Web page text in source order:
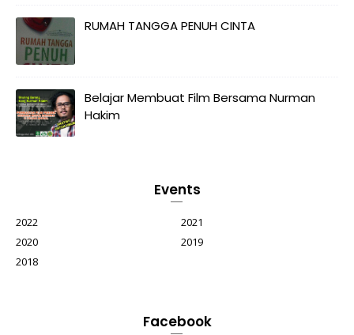
RUMAH TANGGA PENUH CINTA
Belajar Membuat Film Bersama Nurman
Hakim
Events
2022
2021
2020
2019
2018
Facebook